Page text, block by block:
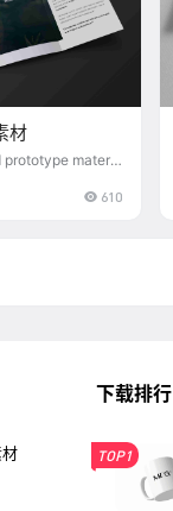
材
materia
610
下载排行
TOP1